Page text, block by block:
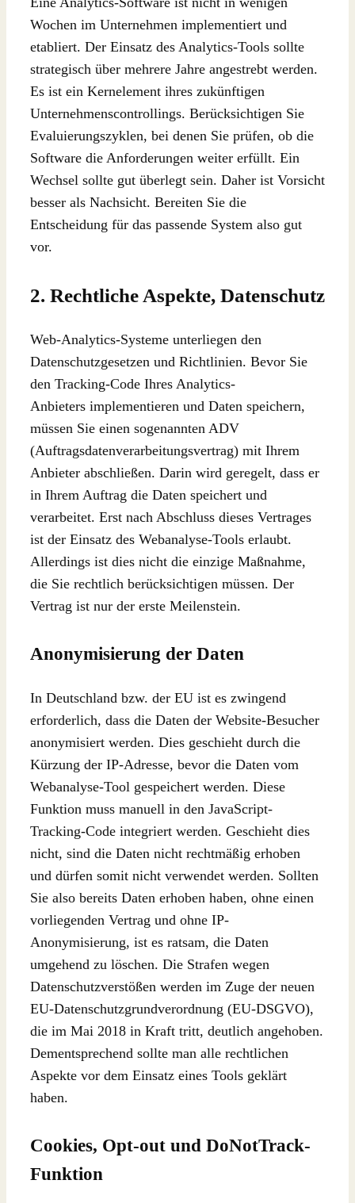
Wochen im Unternehmen implementiert und
etabliert. Der Einsatz des Analytics-Tools sollte
strategisch über mehrere Jahre angestrebt werden.
Es ist ein Kernelement ihres zukünftigen
Unternehmenscontrollings. Berücksichtigen Sie
Evaluierungszyklen, bei denen Sie prüfen, ob die
Software die Anforderungen weiter erfüllt. Ein
Wechsel sollte gut überlegt sein. Daher ist Vorsicht
besser als Nachsicht. Bereiten Sie die
Entscheidung für das passende System also gut
vor.
2. Rechtliche Aspekte, Datenschutz
Web-Analytics-Systeme unterliegen den
Datenschutzgesetzen und Richtlinien. Bevor Sie
den Tracking-Code Ihres Analytics-
Anbieters implementieren und Daten speichern,
müssen Sie einen sogenannten ADV
(Auftragsdatenverarbeitungsvertrag) mit Ihrem
Anbieter abschließen. Darin wird geregelt, dass er
in Ihrem Auftrag die Daten speichert und
verarbeitet. Erst nach Abschluss dieses Vertrages
ist der Einsatz des Webanalyse-Tools erlaubt.
Allerdings ist dies nicht die einzige Maßnahme,
die Sie rechtlich berücksichtigen müssen. Der
Vertrag ist nur der erste Meilenstein.
Anonymisierung der Daten
In Deutschland bzw. der EU ist es zwingend
erforderlich, dass die Daten der Website-Besucher
anonymisiert werden. Dies geschieht durch die
Kürzung der IP-Adresse, bevor die Daten vom
Webanalyse-Tool gespeichert werden. Diese
Funktion muss manuell in den JavaScript-
Tracking-Code integriert werden. Geschieht dies
nicht, sind die Daten nicht rechtmäßig erhoben
und dürfen somit nicht verwendet werden. Sollten
Sie also bereits Daten erhoben haben, ohne einen
vorliegenden Vertrag und ohne IP-
Anonymisierung, ist es ratsam, die Daten
umgehend zu löschen. Die Strafen wegen
Datenschutzverstößen werden im Zuge der neuen
EU-Datenschutzgrundverordnung (EU-DSGVO),
die im Mai 2018 in Kraft tritt, deutlich angehoben.
Dementsprechend sollte man alle rechtlichen
Aspekte vor dem Einsatz eines Tools geklärt
haben.
Cookies, Opt-out und DoNotTrack-
Funktion